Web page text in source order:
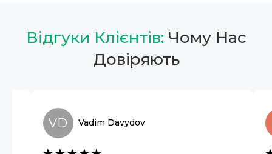
Відгуки Клієнтів: Чому Нас
Довіряють
VD Vadim Davydov